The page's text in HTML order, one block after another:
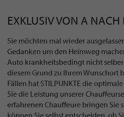
EXKLUSIV VON A NACH
Sie möchten mal wieder
Gedanken um den Heimweg
Auto krankheitsbedingt nicht
diesem Grund zu Ihrem Wunschort
Fällen hat STILPUNKTE die
Sie die Leistung unserer
erfahrenen Chauffeure bringen Sie
können Sie selbst entscheiden, ob